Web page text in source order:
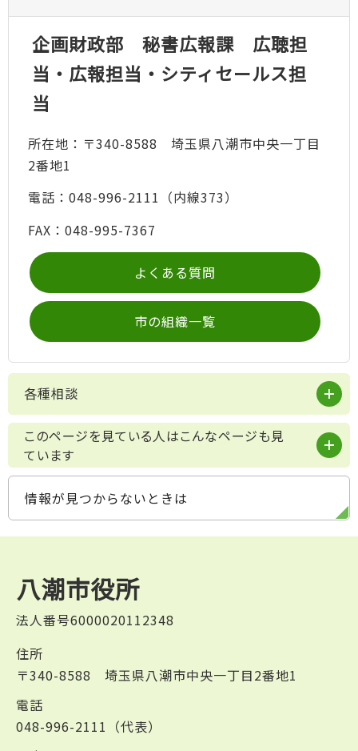
企画財政部 秘書広報課 広聴担
当・広報担当・シティセールス担
当
所在地：〒340-8588 埼玉県八潮市中央一丁目
2番地1
電話：048-996-2111（内線373）
FAX：048-995-7367
よくある質問
市の組織一覧
各種相談
このページを見ている人はこんなページも見
ています
情報が見つからないときは
八潮市役所
法人番号6000020112348
住所
〒340-8588 埼玉県八潮市中央一丁目2番地1
電話
048-996-2111（代表）